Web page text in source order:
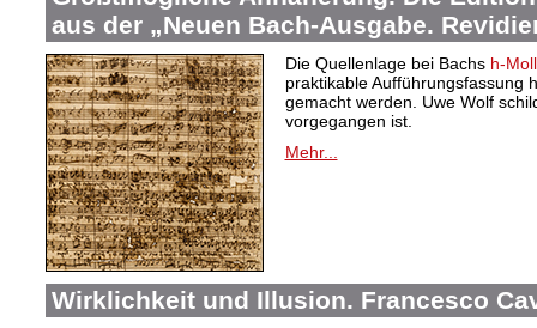
aus der „Neuen Bach-Ausgabe.
Die Quellenlage bei Bachs h-
praktikable Aufführungsfassung
gemacht werden. Uwe Wolf
vorgegangen ist.
Mehr...
Wirklichkeit und Illusion. Francesco